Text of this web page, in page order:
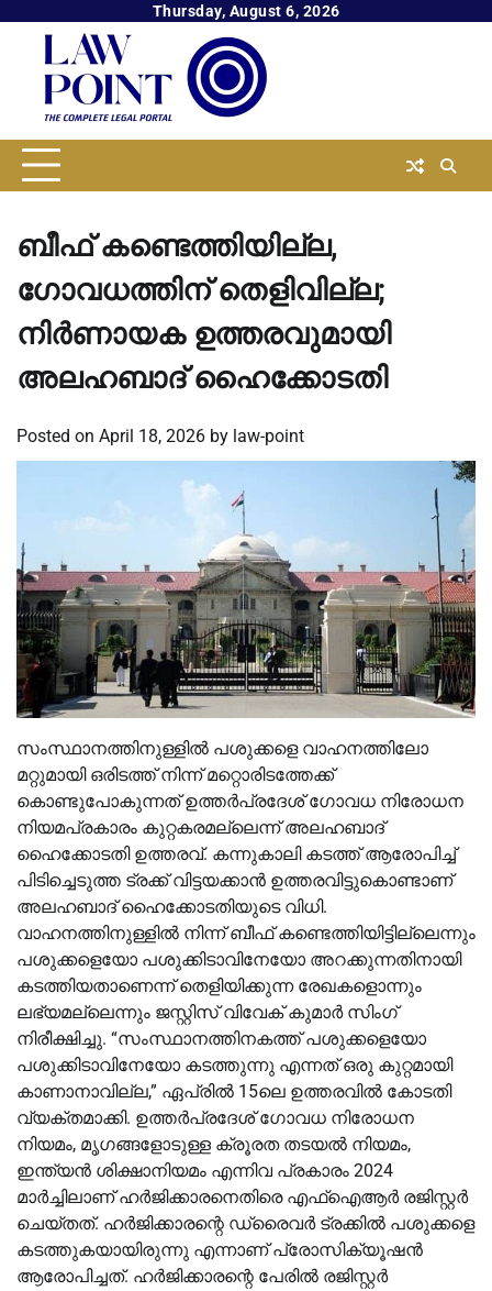
content
Thursday, August 6, 2026
ബീഫ് കണ്ടെത്തിയില്ല,
ഗോവധത്തിന് തെളിവില്ല;
നിർണായക ഉത്തരവുമായി
അലഹബാദ് ഹൈക്കോടതി
Posted on April 18, 2026 by law-point
സംസ്ഥാനത്തിനുള്ളിൽ പശുക്കളെ വാഹനത്തിലോ
മറ്റുമായി ഒരിടത്ത് നിന്ന് മറ്റൊരിടത്തേക്ക്
കൊണ്ടുപോകുന്നത് ഉത്തർപ്രദേശ് ഗോവധ നിരോധന
നിയമപ്രകാരം കുറ്റകരമല്ലെന്ന് അലഹബാദ്
ഹൈക്കോടതി ഉത്തരവ്. കന്നുകാലി കടത്ത് ആരോപിച്ച്
പിടിച്ചെടുത്ത ട്രക്ക് വിട്ടയക്കാൻ ഉത്തരവിട്ടുകൊണ്ടാണ്
അലഹബാദ് ഹൈക്കോടതിയുടെ വിധി.
വാഹനത്തിനുള്ളിൽ നിന്ന് ബീഫ് കണ്ടെത്തിയിട്ടില്ലെന്നും
പശുക്കളെയോ പശുക്കിടാവിനേയോ അറക്കുന്നതിനായി
കടത്തിയതാണെന്ന് തെളിയിക്കുന്ന രേഖകളൊന്നും
ലഭ്യമല്ലെന്നും ജസ്റ്റിസ് വിവേക് കുമാർ സിംഗ്
നിരീക്ഷിച്ചു. “സംസ്ഥാനത്തിനകത്ത് പശുക്കളെയോ
പശുക്കിടാവിനേയോ കടത്തുന്നു എന്നത് ഒരു കുറ്റമായി
കാണാനാവില്ല,” ഏപ്രിൽ 15ലെ ഉത്തരവിൽ കോടതി
വ്യക്തമാക്കി. ഉത്തർപ്രദേശ് ഗോവധ നിരോധന
നിയമം, മൃഗങ്ങളോടുള്ള ക്രൂരത തടയൽ നിയമം,
ഇന്ത്യൻ ശിക്ഷാനിയമം എന്നിവ പ്രകാരം 2024
മാർച്ചിലാണ് ഹർജിക്കാരനെതിരെ എഫ്‌ഐആർ രജിസ്റ്റർ
ചെയ്തത്. ഹർജിക്കാരന്റെ ഡ്രൈവർ ട്രക്കിൽ പശുക്കളെ
കടത്തുകയായിരുന്നു എന്നാണ് പ്രോസിക്യൂഷൻ
ആരോപിച്ചത്. ഹർജിക്കാരന്റെ പേരിൽ രജിസ്റ്റർ